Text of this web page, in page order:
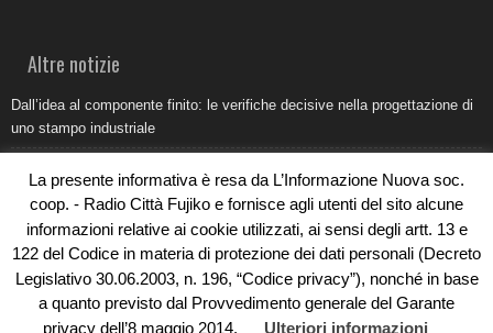
Altre notizie
Dall’idea al componente finito: le verifiche decisive nella progettazione di
uno stampo industriale
Come organizzare e allestire una camera ardente per l’ultimo saluto
Umidità di risalita in casa, come riconoscere i segnali veri
Torna il Sun Donato Festival 2026
La presente informativa è resa da L’Informazione Nuova soc.
coop. - Radio Città Fujiko e fornisce agli utenti del sito alcune
informazioni relative ai cookie utilizzati, ai sensi degli artt. 13 e
122 del Codice in materia di protezione dei dati personali (Decreto
Legislativo 30.06.2003, n. 196, “Codice privacy”), nonché in base
a quanto previsto dal Provvedimento generale del Garante
privacy dell’8 maggio 2014.
Ulteriori informazioni